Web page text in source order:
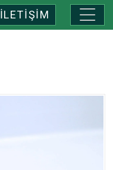
İLETİŞİM